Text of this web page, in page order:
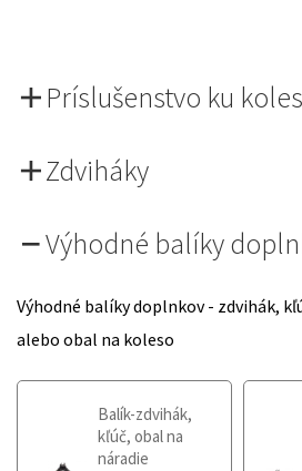
Príslušenstvo ku
Zdviháky
Výhodné balíky
Výhodné balíky doplnkov - zdvihák,
alebo obal na koleso
Balík-zdvihák,
kľúč, obal na
náradie